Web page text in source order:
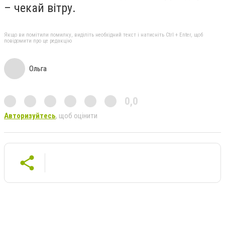
– чекай вітру.
Якщо ви помітили помилку, виділіть необхідний текст і натисніть Ctrl + Enter, щоб
повідомити про це редакцію
Ольга
0,0
Авторизуйтесь, щоб оцінити